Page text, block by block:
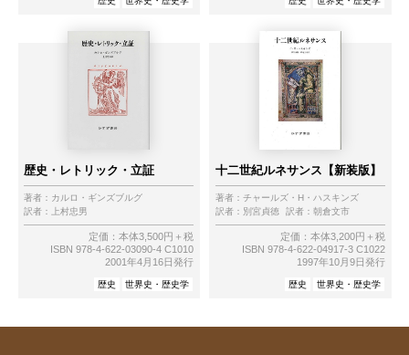
歴史・レトリック・立証
著者： カルロ・ギンズブルグ
訳者：
上村忠男
定価：本体3,500円＋税
ISBN 978-4-622-03090-4 C1010
2001年4月16日発行
歴史 世界史・歴史学
十二世紀ルネサンス【新装版】
著者： チャールズ・H・ハスキンズ
訳者： 別宮貞徳 訳者： 朝倉文市
定価：本体3,200円＋税
ISBN 978-4-622-04917-3 C1022
1997年10月9日発行
歴史 世界史・歴史学